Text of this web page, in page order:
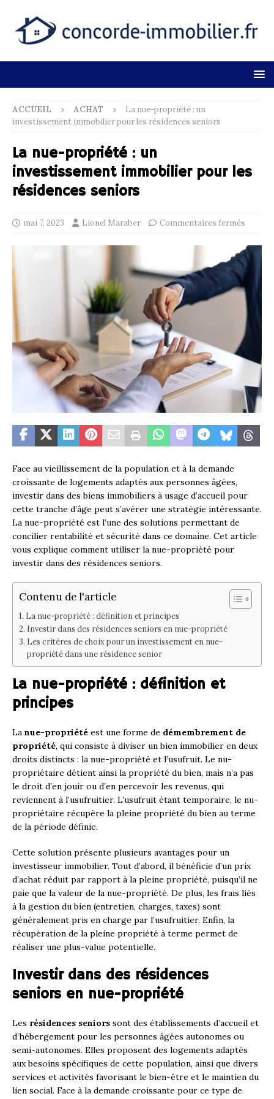
ACCUEIL ACHAT
La nue-propriété : un
investissement immobilier pour les résidences seniors
La nue-propriété : un
investissement immobilier pour les
résidences seniors
mai 7, 2023 Lionel Maraber Commentaires fermés
Face au vieillissement de la population et à la demande
croissante de logements adaptés aux personnes âgées,
investir dans des biens immobiliers à usage d’accueil pour
cette tranche d’âge peut s’avérer une stratégie intéressante.
La nue-propriété est l’une des solutions permettant de
concilier rentabilité et sécurité dans ce domaine. Cet article
vous explique comment utiliser la nue-propriété pour
investir dans des résidences seniors.
Contenu de l'article
La nue-propriété : définition et principes
Investir dans des résidences seniors en nue-propriété
Les critères de choix pour un investissement en nue-
propriété dans une résidence senior
La nue-propriété : définition et
principes
La nue-propriété est une forme de démembrement de
propriété, qui consiste à diviser un bien immobilier en deux
droits distincts : la nue-propriété et l’usufruit. Le nu-
propriétaire détient ainsi la propriété du bien, mais n’a pas
le droit d’en jouir ou d’en percevoir les revenus, qui
reviennent à l’usufruitier. L’usufruit étant temporaire, le nu-
propriétaire récupère la pleine propriété du bien au terme
de la période définie.
Cette solution présente plusieurs avantages pour un
investisseur immobilier. Tout d’abord, il bénéficie d’un prix
d’achat réduit par rapport à la pleine propriété, puisqu’il ne
paie que la valeur de la nue-propriété. De plus, les frais liés
à la gestion du bien (entretien, charges, taxes) sont
généralement pris en charge par l’usufruitier. Enfin, la
récupération de la pleine propriété à terme permet de
réaliser une plus-value potentielle.
Investir dans des résidences
seniors en nue-propriété
Les résidences seniors sont des établissements d’accueil et
d’hébergement pour les personnes âgées autonomes ou
semi-autonomes. Elles proposent des logements adaptés
aux besoins spécifiques de cette population, ainsi que divers
services et activités favorisant le bien-être et le maintien du
lien social. Face à la demande croissante pour ce type de